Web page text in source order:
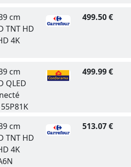
cm
TNT HD
4K
499.50 €
cm
QLED
499.99 €
cm
TNT HD
4K
513.07 €